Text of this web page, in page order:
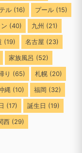
ル (16) プール (15)
(40) 九州 (21)
(19) 名古屋 (23)
家族風呂 (52)
り (65) 札幌 (20)
縄 (10) 福岡 (32)
(17) 誕生日 (19)
西 (29)